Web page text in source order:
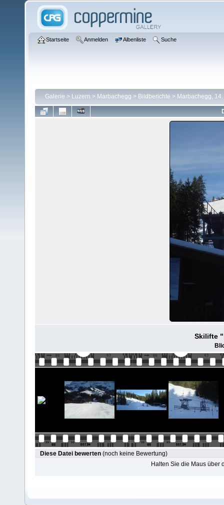
Startseite Anmelden Albenliste Suche
Galerie > Luzern > Marbachegg > Bildberichte > Marbachegg,
Skilifte
Diese Datei bewerten (noch keine Bewertung)
Halten Sie die Maus über